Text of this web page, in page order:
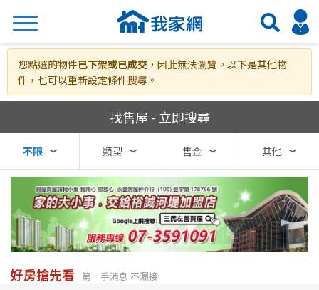
搜尋
不限
台北市
區域
不限
您點選的物件已下架或已成交 ，因此無法瀏覽。以下是其他物
件，也可以重新設定條件搜尋。
我家網房屋買賣
找售屋 - 立即搜尋
不限 類型 售金 其他
好房搶先看 第一手消息 不漏接